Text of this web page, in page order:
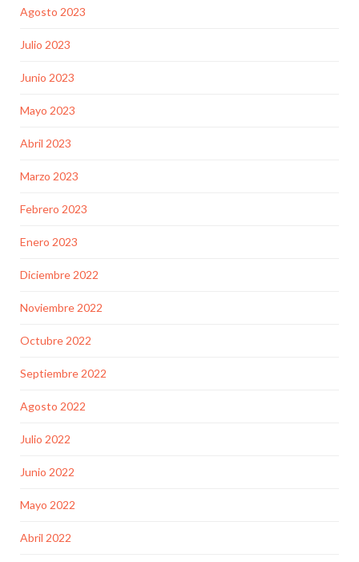
Agosto 2023
Julio 2023
Junio 2023
Mayo 2023
Abril 2023
Marzo 2023
Febrero 2023
Enero 2023
Diciembre 2022
Noviembre 2022
Octubre 2022
Septiembre 2022
Agosto 2022
Julio 2022
Junio 2022
Mayo 2022
Abril 2022